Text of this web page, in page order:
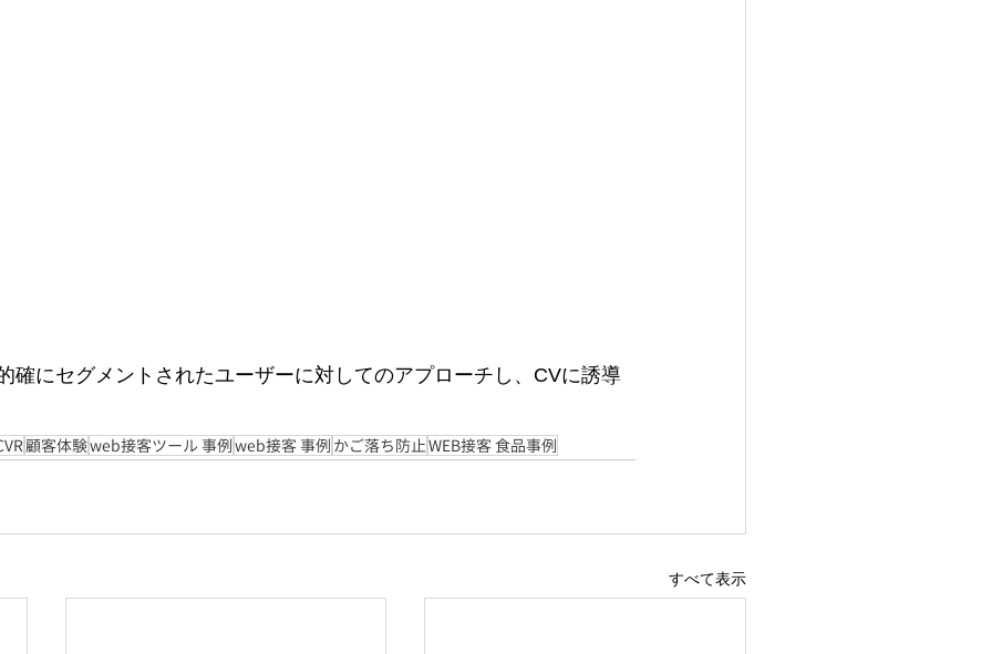
確にセグメントされたユーザーに対してのアプローチし、CVに誘導
顧客体験web接客ツール 事例web接客 事例 かご落ち防止WEB接客 食品事例
すべて表示